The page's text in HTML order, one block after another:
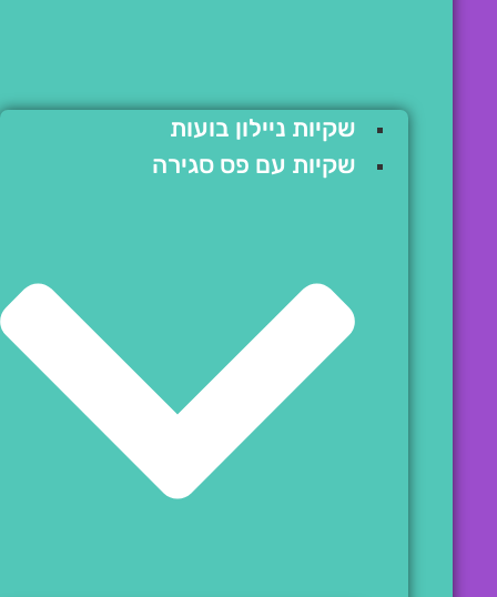
שקיות ניילון בועות
שקיות עם פס סגירה